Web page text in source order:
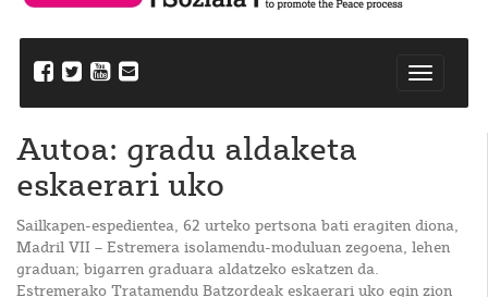
Autoa: gradu aldaketa
eskaerari uko
Sailkapen-espedientea, 62 urteko pertsona bati eragiten diona,
Madril VII – Estremera isolamendu-moduluan zegoena, lehen
graduan; bigarren graduara aldatzeko eskatzen da.
Estremerako Tratamendu Batzordeak eskaerari uko egin zion